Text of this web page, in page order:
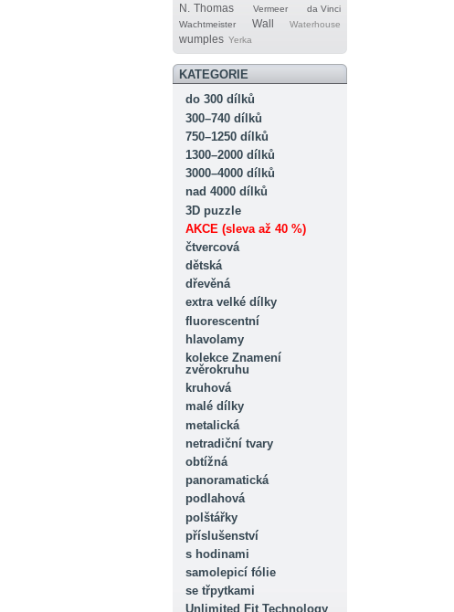
N. Thomas
Vermeer
da Vinci
Wachtmeister
Wall Waterhouse
wumples Yerka
KATEGORIE
do 300 dílků
300–740 dílků
750–1250 dílků
1300–2000 dílků
3000–4000 dílků
nad 4000 dílků
3D puzzle
AKCE (sleva až 40 %)
čtvercová
dětská
dřevěná
extra velké dílky
fluorescentní
hlavolamy
kolekce Znamení
zvěrokruhu
kruhová
malé dílky
metalická
netradiční tvary
obtížná
panoramatická
podlahová
polštářky
příslušenství
s hodinami
samolepicí fólie
se třpytkami
Unlimited Fit Technology